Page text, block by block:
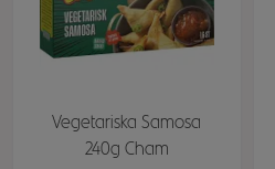
Vegetariska Samosa
240g Cham